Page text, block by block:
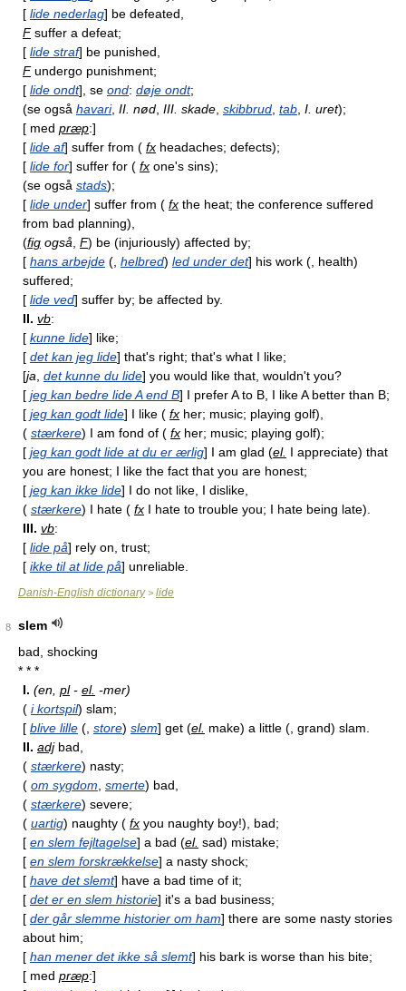
[ lide nederlag] be defeated,
Fsuffer a defeat;
[ lide straf] be punished,
Fundergo punishment;
[ lide ondt], se ond: døje ondt;
(se også havari, II. nød III. skade skibbrud tab I. uret);
[ med præp:]
[ lide af] suffer from ( fx headaches; defects);
[ lide for] suffer for ( fx one's sins);
(se også stads);
[ lide under] suffer from ( fx the heat; the conference suffered
from bad planning),
(fig også F) be (injuriously) affected by;
[ hans arbejde (, helbred) led under det] his work (, health)
suffered;
[ lide ved] suffer by; be affected by.
II. vb:
[ kunne lide] like;
[ det kan jeg lide] that's right; that's what I like;
[ja det kunne du lide] you would like that, wouldn't you?
[ jeg kan bedre lide A end B] I prefer A to B, I like A better than B;
[ jeg kan godt lide] I like ( fx her; music; playing golf),
( stærkere) I am fond of ( fx her; music; playing golf);
[ jeg kan godt lide at du er ærlig] I am glad (el. I appreciate) that
you are honest; I like the fact that you are honest;
[ jeg kan ikke lide] I do not like, I dislike,
( stærkere) I hate ( fx I hate to trouble you; I hate being late).
III. vb:
[ lide på] rely on, trust;
[ ikke til at lide på] unreliable.
Danish-English dictionary> lide
8
slem
bad, shocking
* * *
I. (en, pl- el. -mer)
( i kortspil) slam;
[ blive lille (, store) slem] get (el. make) a little (, grand) slam.
II. adjbad,
( stærkere) nasty;
( om sygdom smerte) bad,
( stærkere) severe;
( uartig) naughty ( fx you naughty boy!), bad;
[ en slem fejltagelse] a bad (el. sad) mistake;
[ en slem forskrækkelse] a nasty shock;
[ have det slemt] have a bad time of it;
[ det er en slem historie] it's a bad business;
[ der går slemme historier om ham] there are some nasty stories
about him;
[ han mener det ikke så slemt] his bark is worse than his bite;
[ med præp:]